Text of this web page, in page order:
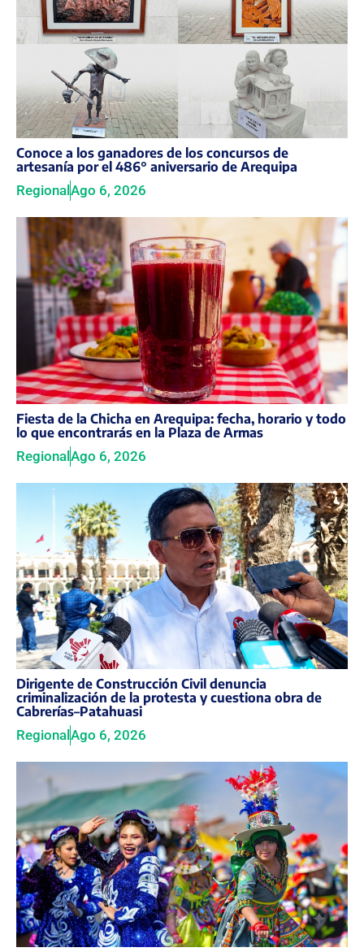
Conoce a los ganadores de los concursos de
artesanía por el 486° aniversario de Arequipa
Regional Ago 6, 2026
Fiesta de la Chicha en Arequipa: fecha, horario y todo
lo que encontrarás en la Plaza de Armas
RegionalAgo 6, 2026
Dirigente de Construcción Civil denuncia
criminalización de la protesta y cuestiona obra de
Cabrerías–Patahuasi
Regional Ago 6, 2026